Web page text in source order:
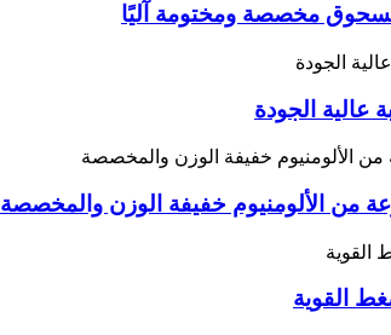
مخصصة ومختومة آليًا
عالية الجودة
من الألومنيوم خفيفة الوزن والمخصصة
القوية